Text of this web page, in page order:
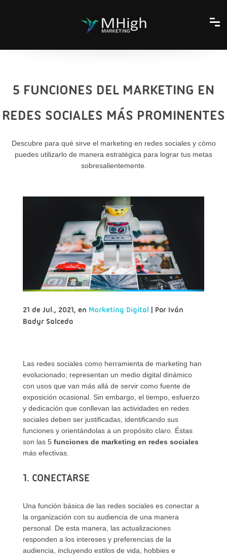
5 FUNCIONES DEL MARKETING EN
REDES SOCIALES MÁS PROMINENTES
Descubre para qué sirve el marketing en redes sociales y cómo
puedes utilizarlo de manera estratégica para lograr tus metas
sobresalientemente.
21 de Jul., 2021, en Marketing Digital | Por Iván
Badyr Salcedo
Las redes sociales como herramienta de marketing han
evolucionado; representan un medio digital dinámico
con usos que van más allá de servir como fuente de
exposición ocasional. Sin embargo, el tiempo, esfuerzo
y dedicación que conllevan las actividades en redes
sociales deben ser justificadas, identificando sus
funciones y orientándolas a un propósito claro. Éstas
son las 5 funciones de marketing en redes sociales
más efectivas.
1. CONECTARSE
Una función básica de las redes sociales es conectar a
la organización con su audiencia de una manera
personal. De esta manera, las actualizaciones
responden a los intereses y preferencias de la
audiencia, incluyendo estilos de vida, hobbies e